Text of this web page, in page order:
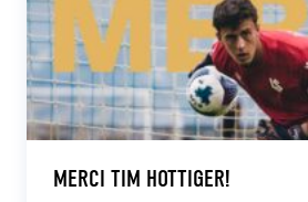
MERCI TIM HOTTIGER!